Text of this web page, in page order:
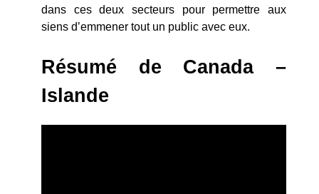
dans ces deux secteurs pour permettre aux
siens d’emmener tout un public avec eux.
Résumé de Canada –
Islande